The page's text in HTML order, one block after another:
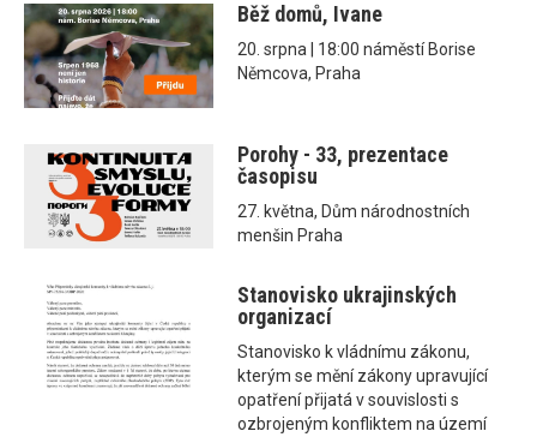
Běž domů, Ivane
20. srpna | 18:00 náměstí Borise
Němcova, Praha
Porohy - 33, prezentace
časopisu
27. května, Dům národnostních
menšin Praha
Stanovisko ukrajinských
organizací
Stanovisko k vládnímu zákonu,
kterým se mění zákony upravující
opatření přijatá v souvislosti s
ozbrojeným konfliktem na území